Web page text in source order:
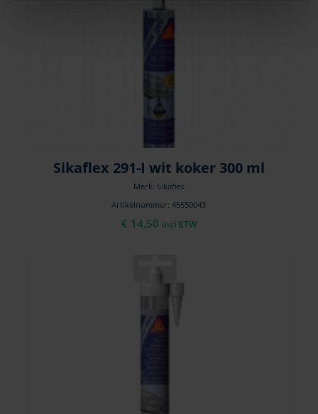
Sikaflex 291-I wit koker 300 ml
Merk: Sikaflex
Artikelnummer: 45550043
€ 14,50 incl BTW